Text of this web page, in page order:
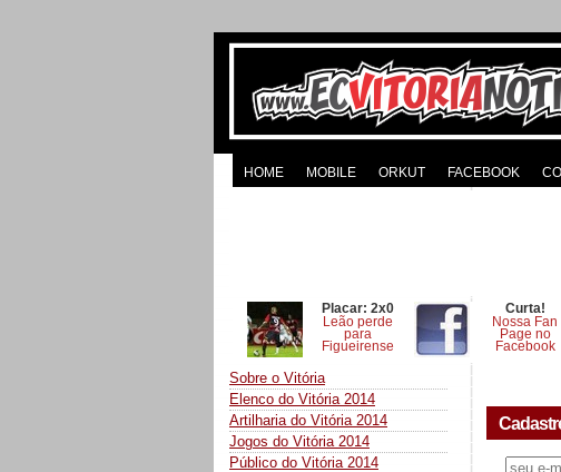
HOME MOBILE ORKUT FACEBOOK
Placar: 2x0
Leão perde
para
Figueirense
Curta!
Nossa Fan
Page no
Facebook
Sobre o Vitória
Elenco do Vitória 2014
Artilharia do Vitória 2014
Jogos do Vitória 2014
Público do Vitória 2014